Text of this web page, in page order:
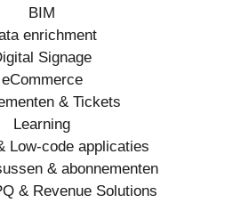
BIM
enrichment
Signage
eCommerce
& Tickets
Learning
Low-code applicaties
& abonnementen
& Revenue Solutions